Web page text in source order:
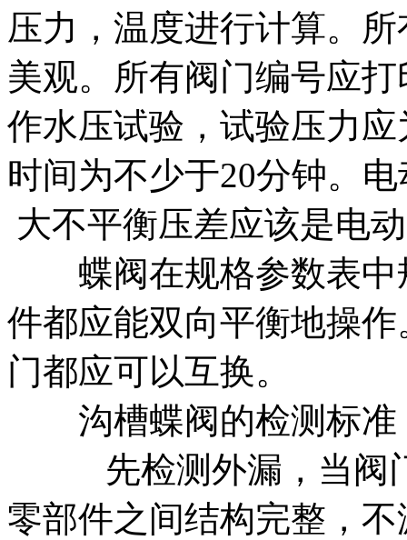
压力，温度进行计算。
美观。所有阀门编号应
作水压试验，试验压力
时间为不少于20分钟。
大不平衡压差应该是电
蝶阀在规格参数表中
件都应能双向平衡地操
门都应可以互换。
沟槽蝶阀的检测标准
先检测外漏，当阀门
零部件之间结构完整，